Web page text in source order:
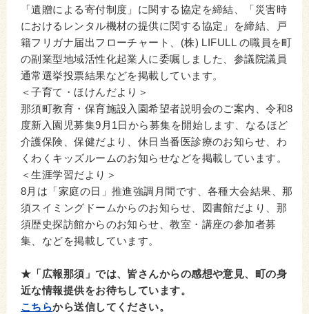
「遺贈による寄付制度」に関する協定を締結、「災害時
におけるレンタル機材の提供に関する協定」を締結、戸
籍フリガナ届出フローチャート、(株) LIFULL の職員を町
の副業型地域活性化起業人に委嘱しました、参議院議員
通常選挙投票結果などを掲載しています。
＜子育て・ほけんだより＞
那須町教育・保育施設入園希望者説明会のご案内、令和8
度新入園児募集9月1日から募集を開始します、なるほど
介護保険、保健だより、休日当番医診療のお知らせ、わ
くわくキッズルームのお知らせなどを掲載しています。
＜生涯学習だより＞
8月は「家庭の日」推進強調月間です、各種大会結果、那
須スイミングドームからのお知らせ、図書館だより、那
須歴史探訪館からのお知らせ、教室・講座の参加者募
集、などを掲載しています。
★「広報那須」では、皆さんからの感想や意見、町の身
近な情報提供をお待ちしています。
こちらから送信してください。